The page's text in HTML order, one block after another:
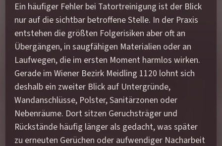
Ein häufiger Fehler bei Tatortreinigung ist der Blick
nur auf die sichtbar betroffene Stelle. In der Praxis
entstehen die größten Folgerisiken aber oft an
Übergängen, in saugfähigen Materialien oder an
Laufwegen, die im ersten Moment harmlos wirken.
Gerade im Wiener Bezirk Meidling 1120 lohnt sich
deshalb ein zweiter Blick auf Untergründe,
Wandanschlüsse, Polster, Sanitärzonen oder
Nebenräume. Dort sitzen Geruchsträger und
Rückstände häufig länger als gedacht, was später
zu erneuten Gerüchen oder aufwendiger Nacharbeit